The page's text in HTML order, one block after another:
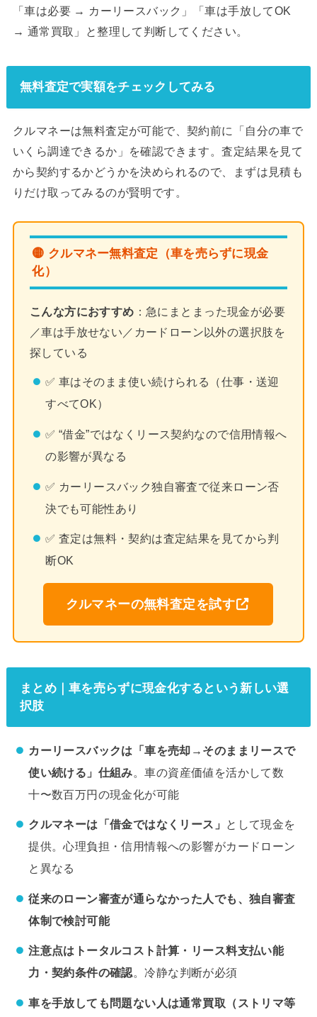
「車は必要 → カーリースバック」「車は手放してOK
→ 通常買取」と整理して判断してください。
無料査定で実額をチェックしてみる
クルマネーは無料査定が可能で、契約前に「自分の車で
いくら調達できるか」を確認できます。査定結果を見て
から契約するかどうかを決められるので、まずは見積も
りだけ取ってみるのが賢明です。
🟡 クルマネー無料査定（車を売らずに現金
化）
こんな方におすすめ ：急にまとまった現金が必要
／車は手放せない／カードローン以外の選択肢を
探している
✅ 車はそのまま使い続けられる（仕事・送迎
すべてOK）
✅ “借金”ではなくリース契約なので信用情報へ
の影響が異なる
✅ カーリースバック独自審査で従来ローン否
決でも可能性あり
✅ 査定は無料・契約は査定結果を見てから判
断OK
クルマネーの無料査定を試す
まとめ｜車を売らずに現金化するという新しい選
択肢
カーリースバックは「車を売却→そのままリースで
使い続ける」仕組み 。車の資産価値を活かして数
十〜数百万円の現金化が可能
クルマネーは「借金ではなくリース」
として現金を
提供。心理負担・信用情報への影響がカードローン
と異なる
従来のローン審査が通らなかった人でも、独自審査
体制で検討可能
注意点はトータルコスト計算・リース料支払い能
力・契約条件の確認。冷静な判断が必須
車を手放しても問題ない人は通常買取（ストリマ等